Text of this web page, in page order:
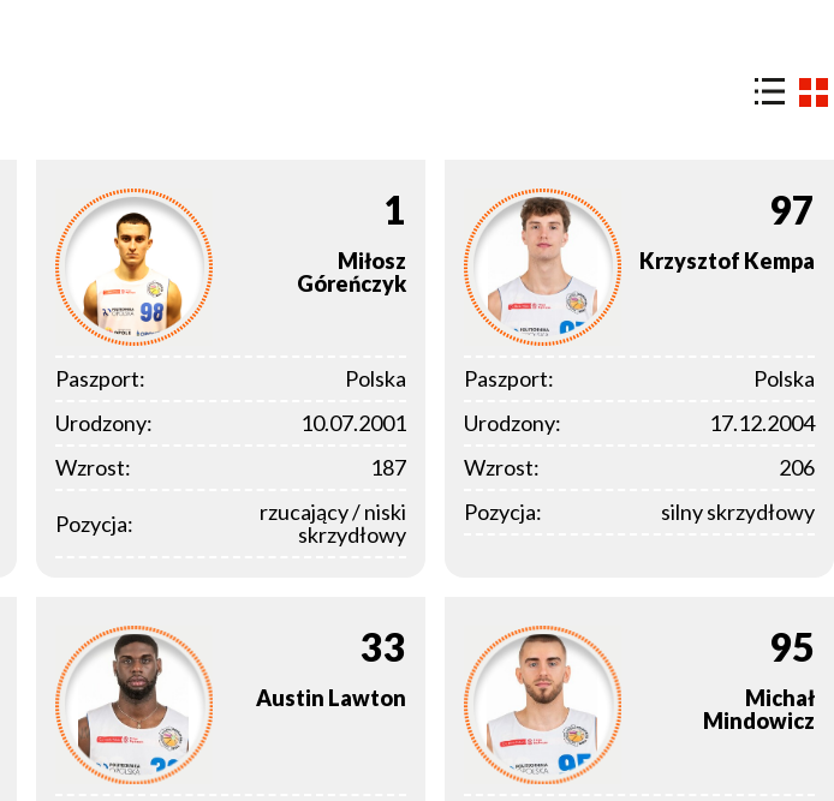
1
Miłosz
Góreńczyk
Paszport:
Polska
Urodzony:
10.07.2001
Wzrost:
187
Pozycja:
rzucający / niski
skrzydłowy
97
Krzysztof Kempa
Paszport:
Polska
Urodzony:
17.12.2004
Wzrost:
206
Pozycja:
silny skrzydłowy
33
Austin Lawton
95
Michał
Mindowicz